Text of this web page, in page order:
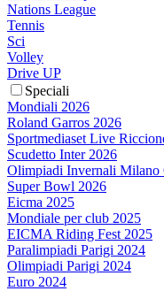
Nations League
Tennis
Sci
Volley
Drive UP
Speciali
Mondiali 2026
Roland Garros 2026
Sportmediaset Live
Scudetto Inter 2026
Olimpiadi Invernali Milano
Super Bowl 2026
Eicma 2025
Mondiale per club 2025
EICMA Riding Fest 2025
Paralimpiadi Parigi 2024
Olimpiadi Parigi 2024
Euro 2024